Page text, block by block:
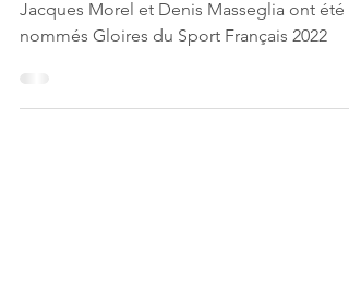
Gloires du Sport 2022
Jacques Morel et Denis Masseglia ont été